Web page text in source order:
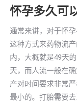
怀孕多久可
通常来讲，对于怀
这种方式来药物流
内，大概就是49天
天，而人流一般在
产对时间要求非常
最小的。打胎需要